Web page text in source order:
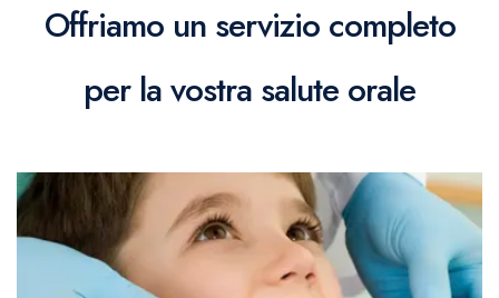
Offriamo un servizio completo
per la vostra salute orale